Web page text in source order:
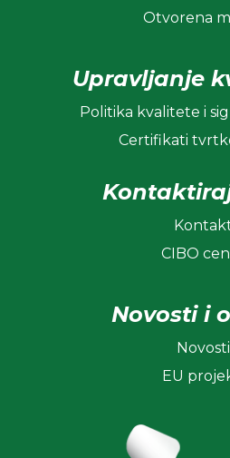
Otvorena
Upravljanje
Politika kvalitete i
Certifikati
CIBO
Novosti i
Novosti
EU